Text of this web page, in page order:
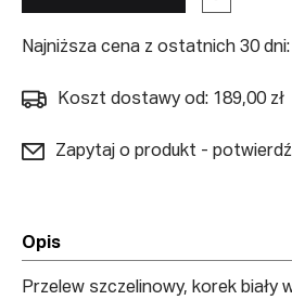
Najniższa cena z ostatnich 30 dni:
Koszt dostawy od: 189,00 zł
Zapytaj o produkt -
Opis
Przelew szczelinowy, korek biały